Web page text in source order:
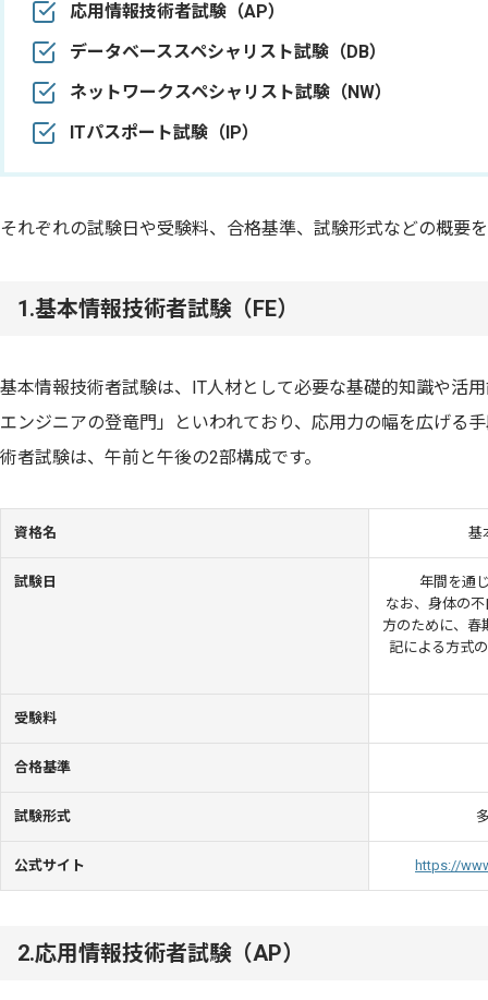
応用情報技術者試験（AP）
データベーススペシャリスト試験（DB）
ネットワークスペシャリスト試験（NW）
ITパスポート試験（IP）
それぞれの試験日や受験料、合格基準、試験形式などの概要
1.基本情報技術者試験（FE）
基本情報技術者試験は、IT人材として必要な基礎的知識や活
エンジニアの登竜門」といわれており、応用力の幅を広げる
術者試験は、午前と午後の2部構成です。
資格名 基
試験日
年間を通
なお、身体の
方のために、春
記による方式
受験料
合格基準
試験形式
公式サイト https://
2.応用情報技術者試験（AP）